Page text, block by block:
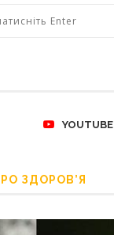
YOUTUBE
ЗДОРОВ’Я